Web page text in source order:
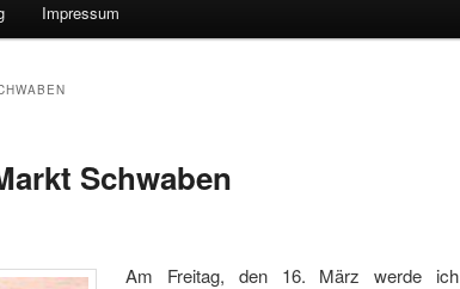
Impressum
Schwaben
Am Freitag, den 16. März werde ich